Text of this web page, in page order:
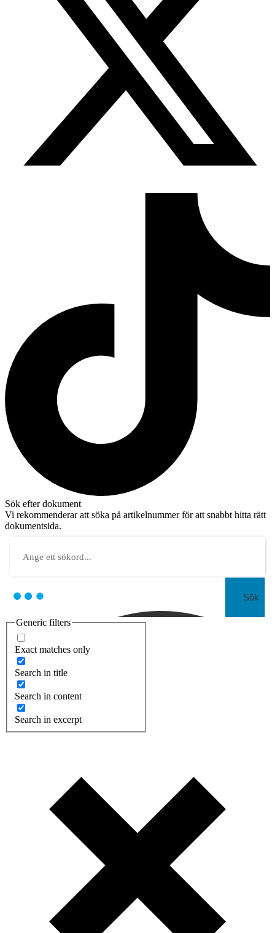
Sök efter dokument
Vi rekommenderar att söka på artikelnummer för att snabbt hitta rätt
dokumentsida.
Sök
Generic filters
Exact matches only
Search in title
Search in content
Search in excerpt